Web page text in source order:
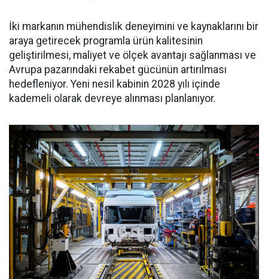
İki markanın mühendislik deneyimini ve kaynaklarını bir
araya getirecek programla ürün kalitesinin
geliştirilmesi, maliyet ve ölçek avantajı sağlanması ve
Avrupa pazarındaki rekabet gücünün artırılması
hedefleniyor. Yeni nesil kabinin 2028 yılı içinde
kademeli olarak devreye alınması planlanıyor.